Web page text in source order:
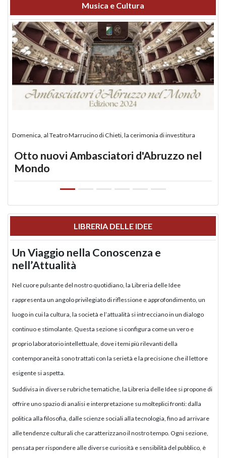
Musica e Cultura
Domenica, al Teatro Marrucino di Chieti, la cerimonia di investitura
Otto nuovi Ambasciatori d'Abruzzo nel
Mondo
LIBRERIA DELLE IDEE
Un Viaggio nella Conoscenza e
nell’Attualità
Nel cuore pulsante del nostro quotidiano, la Libreria delle Idee
rappresenta un angolo privilegiato di riflessione e approfondimento, un
luogo in cui la cultura, la società e l’attualità si intrecciano in un dialogo
continuo e stimolante. Questa sezione si configura come un vero e
proprio laboratorio intellettuale, dove i temi più rilevanti della
contemporaneità sono trattati con la serietà e la precisione che il lettore
esigente si aspetta.
Suddivisa in diverse rubriche tematiche, la Libreria delle Idee si propone di
offrire uno spazio di analisi e interpretazione su molteplici fronti: dalla
politica alla filosofia, dalle scienze sociali alla tecnologia, fino ad arrivare
alle tendenze culturali che caratterizzano il nostro tempo. Ogni sezione,
pensata per rispondere alle diverse curiosità e sensibilità del pubblico, è